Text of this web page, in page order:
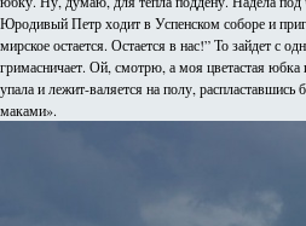
Юродивый Петр ходит в Успенском соборе и
мирское остается. Остается в нас!” То зайдет с
гримасничает. Ой, смотрю, а моя цветастая
упала и лежит-валяется на полу,
маками».